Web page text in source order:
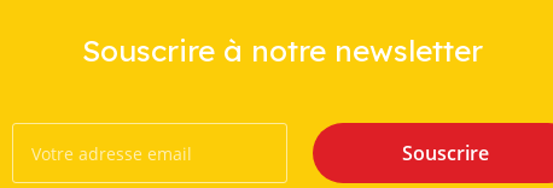
Souscrire à notre newsletter
Souscrire